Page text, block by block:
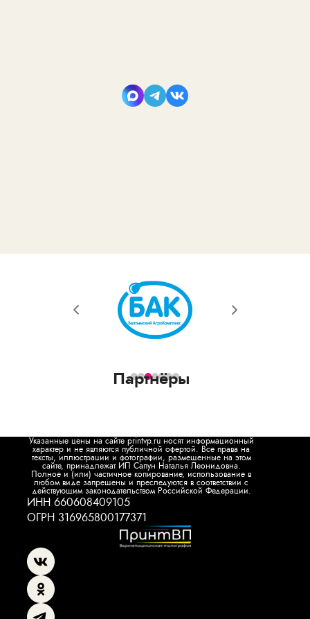
Партнёры
Указанные цены на сайте printvp.ru носят информационный
характер и не являются публичной офертой. Все права на
тексты, иллюстрации и фотографии, размещенные на этом
сайте, принадлежат ИП Сапун Наталья Леонидовна.
Полное и (или) частичное копирование, использование в
любом виде запрещены и преследуются в соответствии с
действующим законодательством Российской Федерации.
ИНН 660608409105
ОГРН 316965800177371